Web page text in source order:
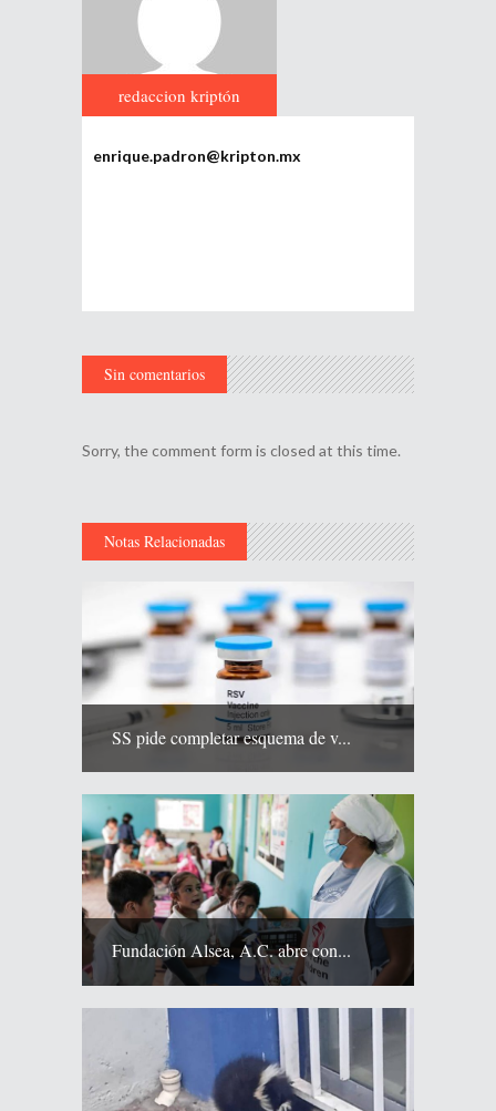
redaccion kriptón
enrique.padron@kripton.mx
Sin comentarios
Sorry, the comment form is closed at this time.
Notas Relacionadas
SS pide completar esquema de v...
Fundación Alsea, A.C. abre con...